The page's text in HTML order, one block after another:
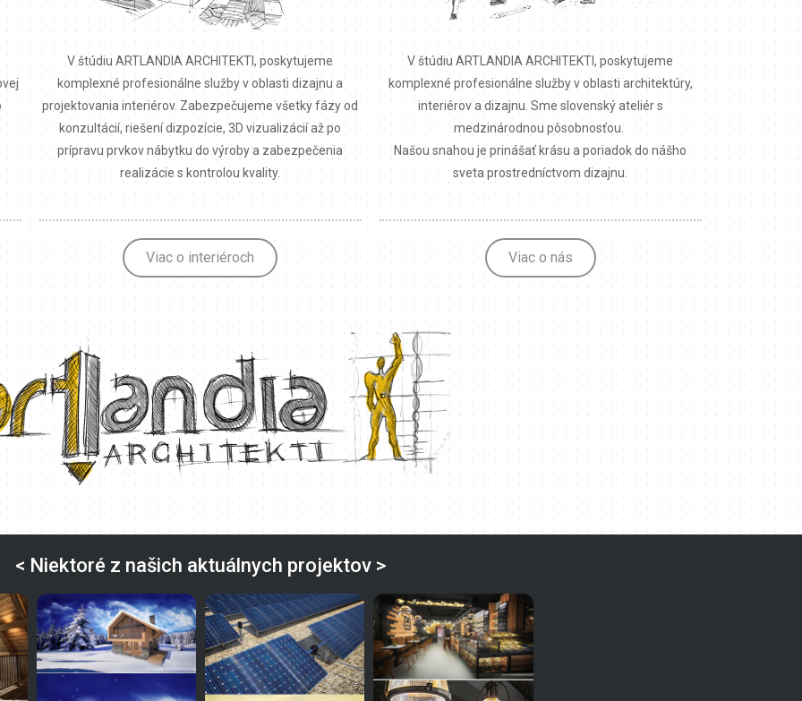
V štúdiu ARTLANDIA ARCHITEKTI, poskytujeme
komplexné profesionálne služby v oblasti dizajnu a
projektovania interiérov. Zabezpečujeme všetky fázy od
konzultácií, riešení dizpozície, 3D vizualizácií až po
prípravu prvkov nábytku do výroby a zabezpečenia
realizácie s kontrolou kvality.
Viac o interiéroch
V štúdiu ARTLANDIA ARCHITEKTI, poskytujeme
komplexné profesionálne služby v oblasti architektúry,
interiérov a dizajnu. Sme slovenský ateliér s
medzinárodnou pôsobnosťou.
Našou snahou je prinášať krásu a poriadok do nášho
sveta prostredníctvom dizajnu.
Viac o nás
< Niektoré z našich aktuálnych projektov >